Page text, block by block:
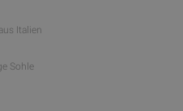
Italien
Sohle